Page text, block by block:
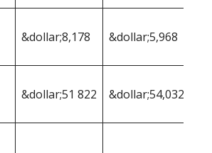
&dollar;8,178 &dollar;5,968
&dollar;51 822 &dollar;54,032